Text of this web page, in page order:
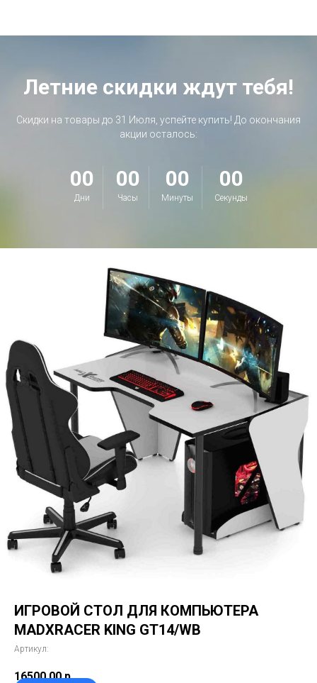
Летние скидки ждут тебя!
Скидки на товары до 31 Июля, успейте купить! До окончания
акции осталось:
00
Дни
00
Часы
00
Минуты
00
Секунды
ИГРОВОЙ СТОЛ ДЛЯ КОМПЬЮТЕРА
MADXRACER KING GT14/WB
Артикул:
16500,00 р.